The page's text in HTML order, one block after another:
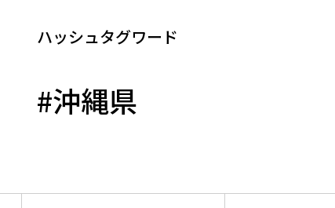
ハッシュタグワード
#沖縄県